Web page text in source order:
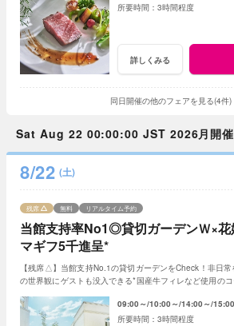
3時間程度
詳しくみる
同日開催の他のフェアを見る(4件)
Sat Aug 22 00:00:00 JST 2026月開催
8/22 (土)
当館支持率No1◎貸切ガーデンＷ×
マギフ5千進呈*
残席 無料 リアルタイム予約
【残席△】当館支持No.1の貸切ガーデンをCheck！非日
の世界観にゲストも没入できる*国産牛フィレなど使用の
09:00～ 10:00～ 14:00～
3時間程度